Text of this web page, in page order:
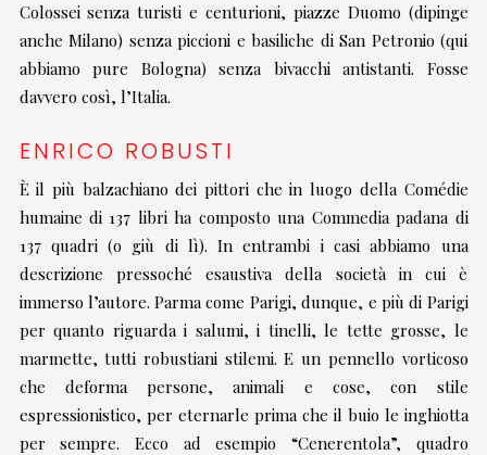
Colossei senza turisti e centurioni, piazze Duomo (dipinge
anche Milano) senza piccioni e basiliche di San Petronio (qui
abbiamo pure Bologna) senza bivacchi antistanti. Fosse
davvero così, l’Italia.
ENRICO ROBUSTI
È il più balzachiano dei pittori che in luogo della Comédie
humaine di 137 libri ha composto una Commedia padana di
137 quadri (o giù di lì). In entrambi i casi abbiamo una
descrizione pressoché esaustiva della società in cui è
immerso l’autore. Parma come Parigi, dunque, e più di Parigi
per quanto riguarda i salumi, i tinelli, le tette grosse, le
marmette, tutti robustiani stilemi. E un pennello vorticoso
che deforma persone, animali e cose, con stile
espressionistico, per eternarle prima che il buio le inghiotta
per sempre. Ecco ad esempio “Cenerentola”, quadro